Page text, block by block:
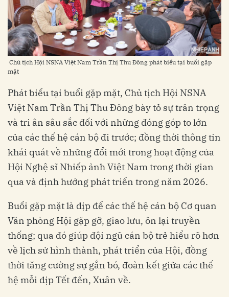
Chủ tịch Hội NSNA Việt Nam Trần Thị Thu Đông phát biểu tại buổi gặp
mặt
Phát biểu tại buổi gặp mặt, Chủ tịch Hội NSNA
Việt Nam Trần Thị Thu Đông bày tỏ sự trân trọng
và tri ân sâu sắc đối với những đóng góp to lớn
của các thế hệ cán bộ đi trước; đồng thời thông tin
khái quát về những đổi mới trong hoạt động của
Hội Nghệ sĩ Nhiếp ảnh Việt Nam trong thời gian
qua và định hướng phát triển trong năm 2026.
Buổi gặp mặt là dịp để các thế hệ cán bộ Cơ quan
Văn phòng Hội gặp gỡ, giao lưu, ôn lại truyền
thống; qua đó giúp đội ngũ cán bộ trẻ hiểu rõ hơn
về lịch sử hình thành, phát triển của Hội, đồng
thời tăng cường sự gắn bó, đoàn kết giữa các thế
hệ mỗi dịp Tết đến, Xuân về.